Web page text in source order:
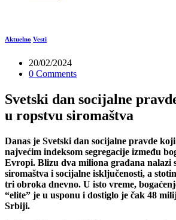
Aktuelno Vesti
20/02/2024
0 Comments
Svetski dan socijalne
u ropstvu siromaštva
Danas je Svetski dan socijalne pravde
najvećim indeksom segregacije između
Evropi. Blizu dva miliona građana nalazi
siromaštva i socijalne isključenosti, a
tri obroka dnevno. U isto vreme,
“elite” je u usponu i dostiglo je čak 48
Srbiji.